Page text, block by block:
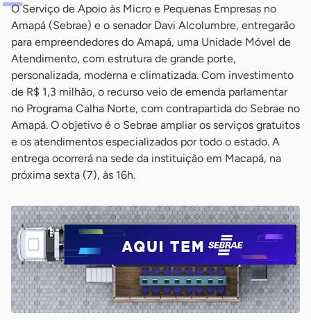
O Serviço de Apoio às Micro e Pequenas Empresas no
Amapá (Sebrae) e o senador Davi Alcolumbre, entregarão
para empreendedores do Amapá, uma Unidade Móvel de
Atendimento, com estrutura de grande porte,
personalizada, moderna e climatizada. Com investimento
de R$ 1,3 milhão, o recurso veio de emenda parlamentar
no Programa Calha Norte, com contrapartida do Sebrae no
Amapá. O objetivo é o Sebrae ampliar os serviços gratuitos
e os atendimentos especializados por todo o estado. A
entrega ocorrerá na sede da instituição em Macapá, na
próxima sexta (7), às 16h.